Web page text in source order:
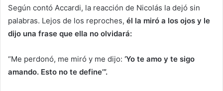
Según contó Accardi, la reacción de Nicolás la dejó sin
palabras. Lejos de los reproches, él la miró a los ojos y le
dijo una frase que ella no olvidará:
“Me perdonó, me miró y me dijo: ‘Yo te amo y te sigo
amando. Esto no te define’”.